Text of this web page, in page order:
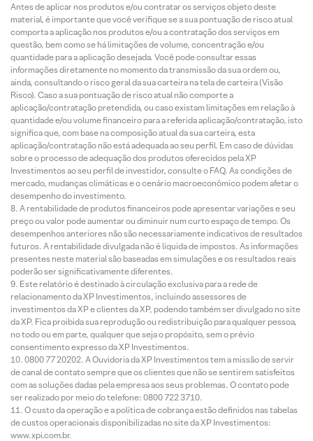
Antes de aplicar nos produtos e/ou contratar os serviços objeto deste
material, é importante que você verifique se a sua pontuação de risco atual
comporta a aplicação nos produtos e/ou a contratação dos serviços em
questão, bem como se há limitações de volume, concentração e/ou
quantidade para a aplicação desejada. Você pode consultar essas
informações diretamente no momento da transmissão da sua ordem ou,
ainda, consultando o risco geral da sua carteira na tela de carteira (Visão
Risco). Caso a sua pontuação de risco atual não comporte a
aplicação/contratação pretendida, ou caso existam limitações em relação à
quantidade e/ou volume financeiro para a referida aplicação/contratação, isto
significa que, com base na composição atual da sua carteira, esta
aplicação/contratação não está adequada ao seu perfil. Em caso de dúvidas
sobre o processo de adequação dos produtos oferecidos pela XP
Investimentos ao seu perfil de investidor, consulte o FAQ. As condições de
mercado, mudanças climáticas e o cenário macroeconômico podem afetar o
desempenho do investimento.
A rentabilidade de produtos financeiros pode apresentar variações e seu
preço ou valor pode aumentar ou diminuir num curto espaço de tempo. Os
desempenhos anteriores não são necessariamente indicativos de resultados
futuros. A rentabilidade divulgada não é líquida de impostos. As informações
presentes neste material são baseadas em simulações e os resultados reais
poderão ser significativamente diferentes.
Este relatório é destinado à circulação exclusiva para a rede de
relacionamento da XP Investimentos, incluindo assessores de
investimentos da XP e clientes da XP, podendo também ser divulgado no site
da XP. Fica proibida sua reprodução ou redistribuição para qualquer pessoa,
no todo ou em parte, qualquer que seja o propósito, sem o prévio
consentimento expresso da XP Investimentos.
0800 77 20202. A Ouvidoria da XP Investimentos tem a missão de servir
de canal de contato sempre que os clientes que não se sentirem satisfeitos
com as soluções dadas pela empresa aos seus problemas. O contato pode
ser realizado por meio do telefone: 0800 722 3710.
O custo da operação e a política de cobrança estão definidos nas tabelas
de custos operacionais disponibilizadas no site da XP Investimentos:
www.xpi.com.br.